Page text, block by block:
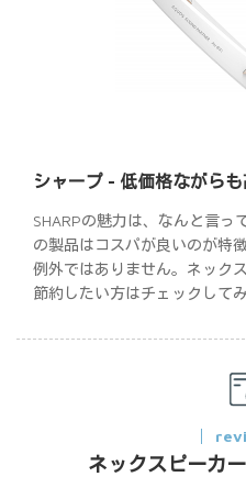
シャープ - 低価格ながら
SHARPの魅力は、なんと言っ
の製品はコスパが良いのが特
例外ではありません。ネック
節約したい方はチェックして
ネックスピーカ